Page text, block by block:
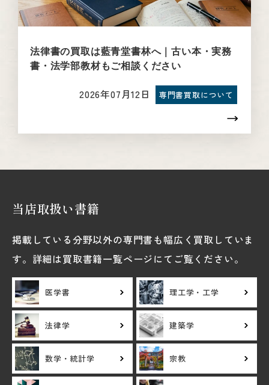
法律書の買取は藍青堂書林へ｜古い本・実務
書・法学部教材もご相談ください
2026年07月12日 専門書買取について
当店取扱い書籍
掲載している分野以外の専門書も幅広く買取していま
す。詳細は買取書籍一覧ページにてご覧ください。
医学書 理工学・工学
法律学 建築学
数学・統計学 宗教